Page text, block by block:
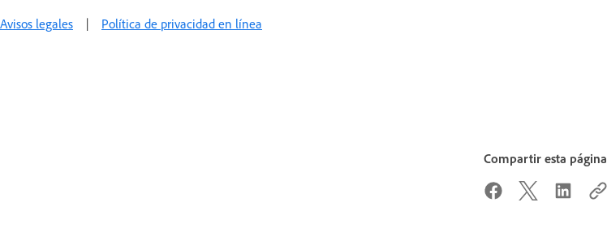
Avisos legales | Política de privacidad en línea
Compartir esta página